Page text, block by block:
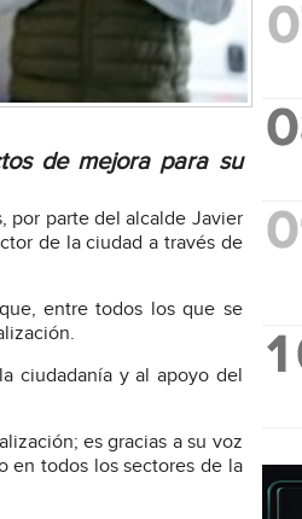
de mejora para su
por parte del alcalde Javier
de la ciudad a través de
entre todos los que se
ciudadanía y al apoyo del
es gracias a su voz
en todos los sectores de la